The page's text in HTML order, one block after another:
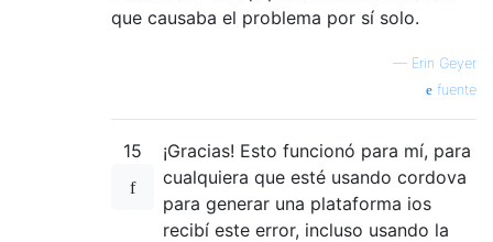
que causaba el problema por sí solo.
— Erin Geyer
fuente
15
¡Gracias! Esto funcionó para mí, para
cualquiera que esté usando cordova
para generar una plataforma ios
recibí este error, incluso usando la